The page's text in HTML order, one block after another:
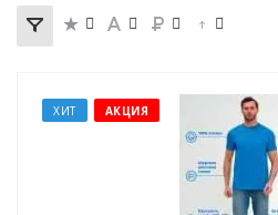
ХИТ АКЦИЯ